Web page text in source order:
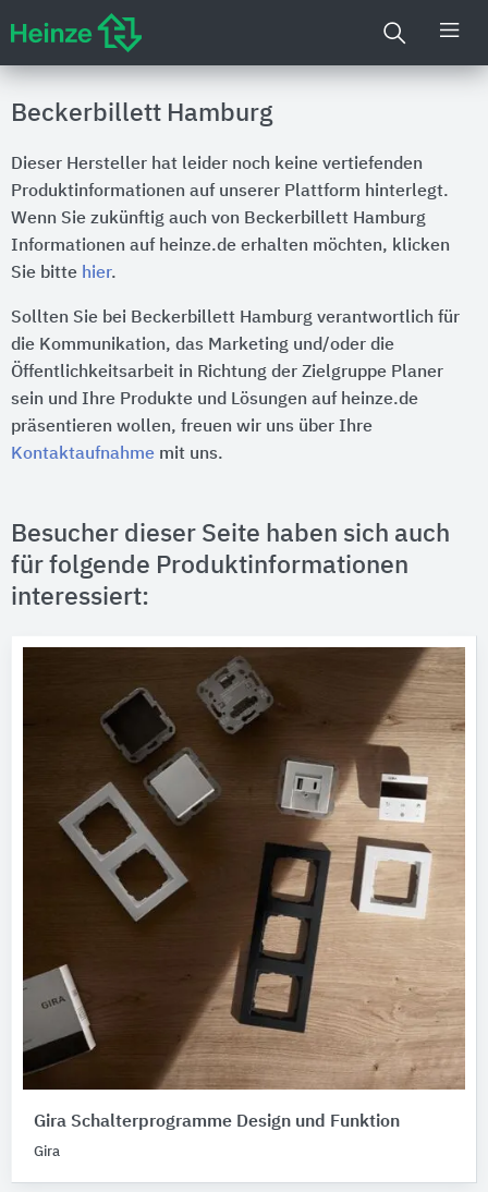
Beckerbillett Hamburg
Dieser Hersteller hat leider noch keine vertiefenden
Produktinformationen auf unserer Plattform hinterlegt.
Wenn Sie zukünftig auch von Beckerbillett Hamburg
Informationen auf heinze.de erhalten möchten, klicken
Sie bitte hier.
Sollten Sie bei Beckerbillett Hamburg verantwortlich für
die Kommunikation, das Marketing und/oder die
Öffentlichkeitsarbeit in Richtung der Zielgruppe Planer
sein und Ihre Produkte und Lösungen auf heinze.de
präsentieren wollen, freuen wir uns über Ihre
Kontaktaufnahme mit uns.
Besucher dieser Seite haben sich auch
für folgende Produktinformationen
interessiert:
Gira Schalterprogramme Design und Funktion
Gira